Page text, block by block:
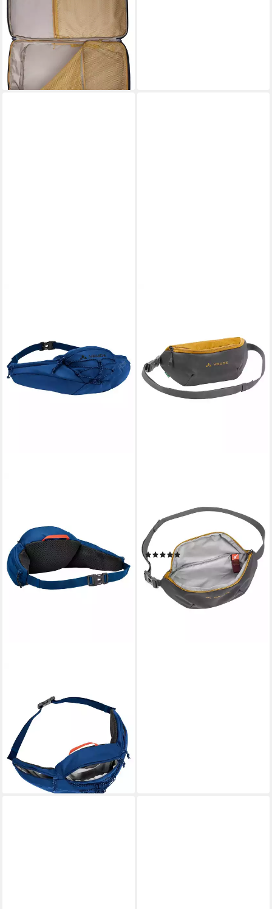
Carry-On 38 (Kein Set),
Reiserucksack in
Handgepäckgröße
ab 164,90 €
lieferbar - in 2-3 Werktagen bei dir
2 (1-tlg), funktionelle
Hüfttasche
44,50 €
-11%
lieferbar - in 2-3 Werktagen bei dir
tlg), vielseitige und
weitenverstellbare Crossbody
Tasche
ab 29,95 €
lieferbar - in 3-4 Werktagen bei dir